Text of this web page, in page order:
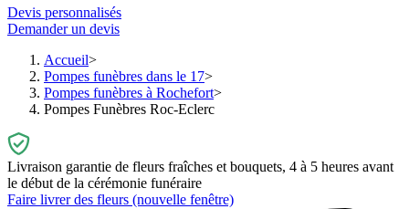
Devis personnalisés
Demander un devis
Accueil
Pompes funèbres dans le 17
Pompes funèbres à Rochefort
Pompes Funèbres Roc-Eclerc
Livraison garantie de fleurs fraîches et bouquets, 4 à 5 heures avant
le début de la cérémonie funéraire
Faire livrer des fleurs (nouvelle fenêtre)